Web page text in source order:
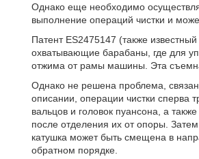
Однако еще необходимо
выполнение операций чистки и
Патент ES2475147 (также
охватывающие барабаны, где для
отжима от рамы машины. Эта
Однако не решена проблема,
описании, операции чистки сперва
вальцов и головок пуансона, а
после отделения их от опоры.
катушка может быть смещена в
обратном порядке.